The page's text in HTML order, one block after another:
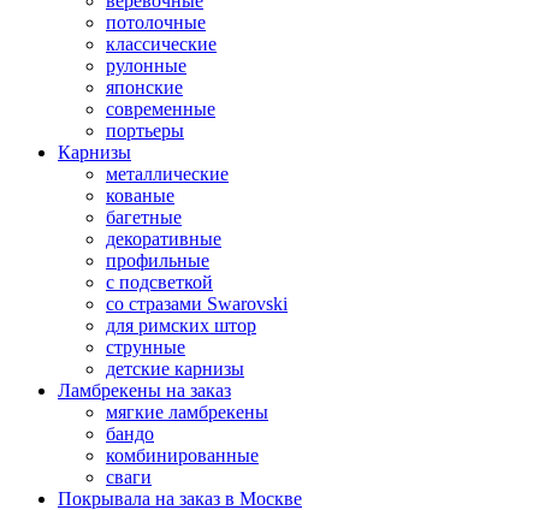
потолочные
классические
рулонные
японские
современные
портьеры
Карнизы
металлические
кованые
багетные
декоративные
профильные
с подсветкой
со стразами Swarovski
для римских штор
струнные
детские карнизы
Ламбрекены на заказ
мягкие ламбрекены
бандо
комбинированные
сваги
Покрывала на заказ в Москве